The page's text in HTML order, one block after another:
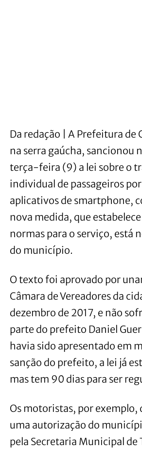
Da redação | A Prefeitura de
na serra gaúcha, sancionou
terça-feira (9) a lei sobre o
individual de passageiros
aplicativos de smartphone,
nova medida, que
normas para o serviço, está
do município.
O texto foi aprovado por
Câmara de Vereadores da
dezembro de 2017, e não
parte do prefeito Daniel
havia sido apresentado em
sanção do prefeito, a lei já
mas tem 90 dias para ser
Os motoristas, por exemplo,
uma autorização do
pela Secretaria Municipal de